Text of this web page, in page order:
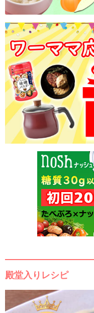
殿堂入りレシピ